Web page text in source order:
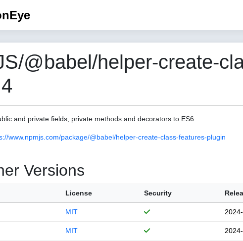
@babel/helper-create-
and private fields, private methods and decorators to ES6
www.npmjs.com/package/@babel/helper-create-class-features-plugin
Versions
License Security
MIT
MIT